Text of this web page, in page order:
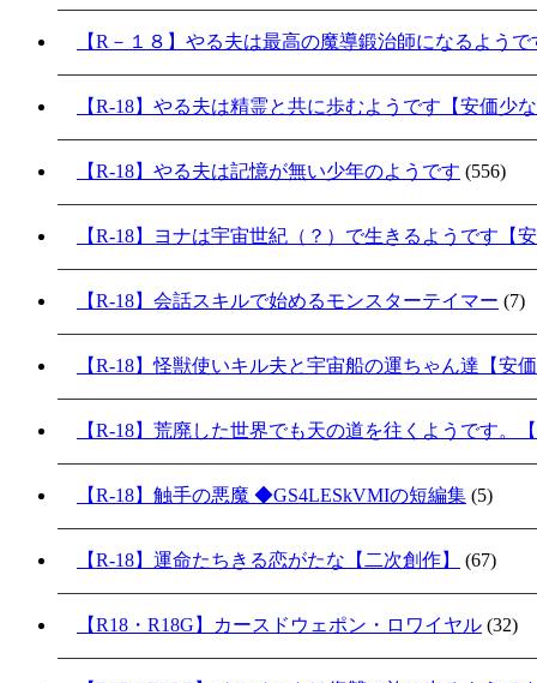
【R－１８】やる夫は最高の魔導鍛治師になるよう
【R-18】やる夫は精霊と共に歩むようです【安価少
【R-18】やる夫は記憶が無い少年のようです (556)
【R-18】ヨナは宇宙世紀（？）で生きるようです【
【R-18】会話スキルで始めるモンスターテイマー (7)
【R-18】怪獣使いキル夫と宇宙船の運ちゃん達【安
【R-18】荒廃した世界でも天の道を往くようです。
【R-18】触手の悪魔 ◆GS4LESkVMIの短編集 (5)
【R-18】運命たちきる恋がたな【二次創作】 (67)
【R18・R18G】カースドウェポン・ロワイヤル (32)